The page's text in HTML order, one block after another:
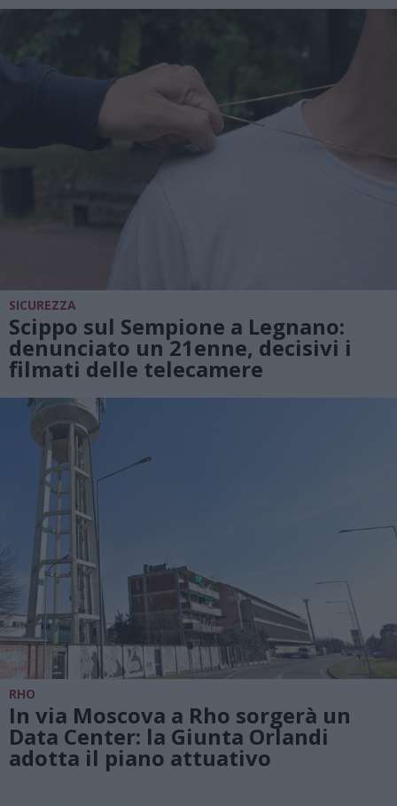
SICUREZZA
Scippo sul Sempione a Legnano:
denunciato un 21enne, decisivi i
filmati delle telecamere
RHO
In via Moscova a Rho sorgerà un
Data Center: la Giunta Orlandi
adotta il piano attuativo